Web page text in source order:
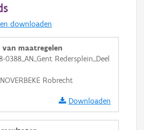
downloaden
van maatregelen
0388_AN_Gent Redersplein_Deel
Robrecht
Downloaden